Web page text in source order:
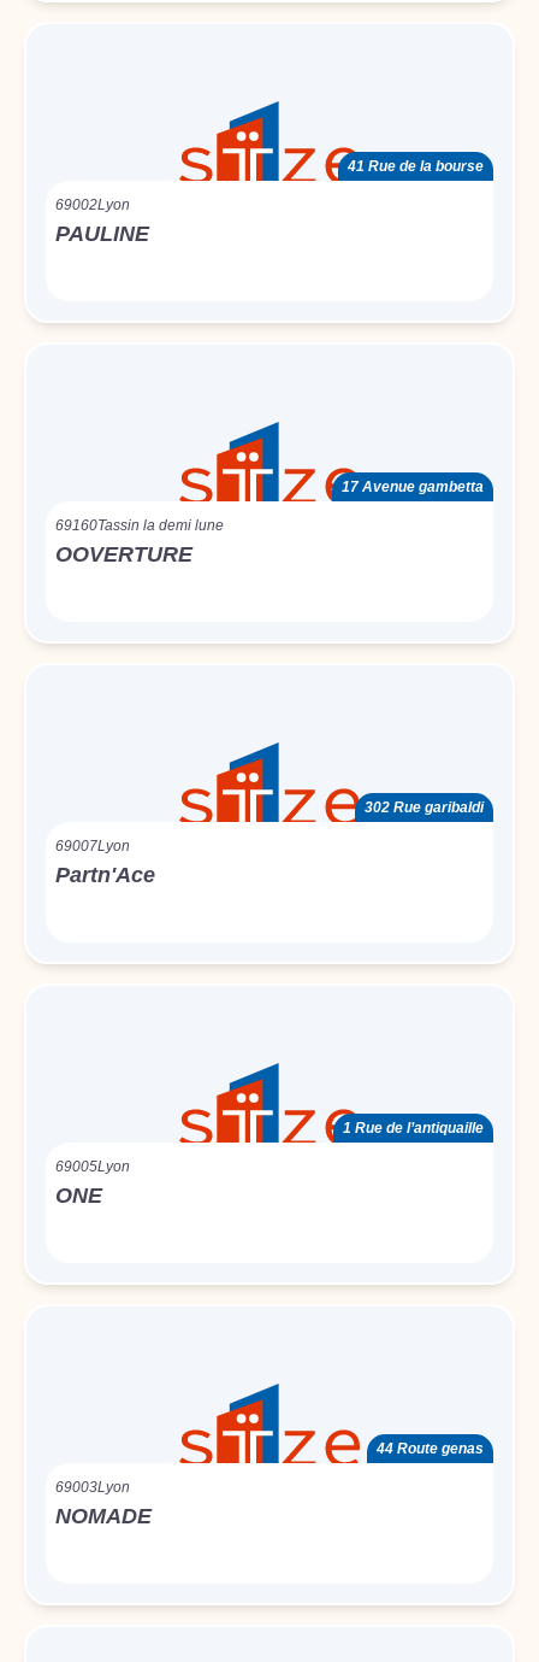
41 Rue de la bourse
69002Lyon
PAULINE
17 Avenue gambetta
69160Tassin la demi lune
OOVERTURE
302 Rue garibaldi
69007Lyon
Partn'Ace
1 Rue de l’antiquaille
69005Lyon
ONE
44 Route genas
69003Lyon
NOMADE